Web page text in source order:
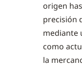
origen
precisión
mediante
como
la